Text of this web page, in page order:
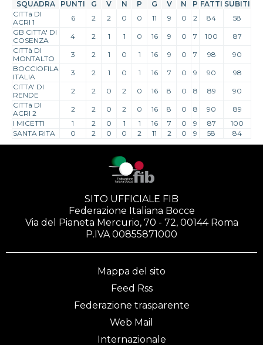
SQUADRA
PUNTI G V N P G V N P FATTI SUBITI
CITTà DI
ACRI 1
6 2 2 0 0 11 9 0 2 84
58
GB CITTA' DI
COSENZA
4 2 1 1 0 16 9 0 7 100
87
CITTà DI
MONTALTO
3 2 1 0 1 16 9 0 7 98
90
BOCCIOFILA
ITALIA
3 2 1 0 1 16 7 0 9 90
98
CITTA' DI
RENDE
2 2 0 2 0 16 8 0 8 89
90
CITTà DI
ACRI 2
2 2 0 2 0 16 8 0 8 90
89
I MICETTI
1 2 0 1 1 16 7 0 9 87
100
SANTA RITA
0 2 0 0 2 11 2 0 9 58 84
SITO UFFICIALE FIB
Federazione Italiana Bocce
Via del Pianeta Mercurio, 70 - 72, 00144 Roma
P.IVA 00855871000
Mappa del sito
Feed Rss
Federazione trasparente
Web Mail
Internazionale